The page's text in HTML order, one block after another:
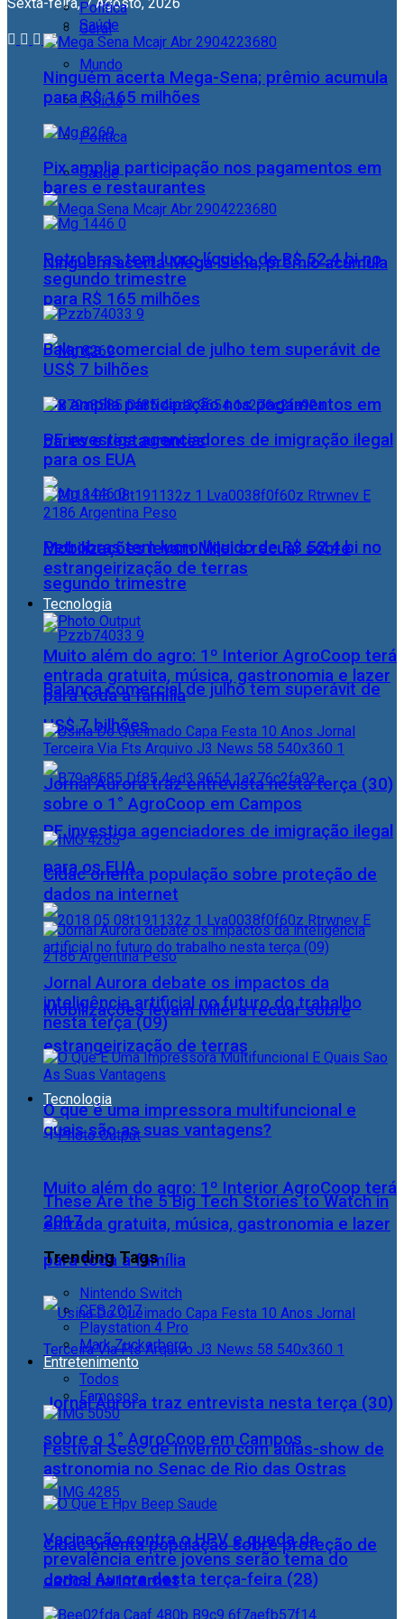
Geral
Mundo
Polícia
Política
Saúde
Ninguém acerta Mega-Sena; prêmio acumula
para R$ 165 milhões
Pix amplia participação nos pagamentos em
bares e restaurantes
Petrobras tem lucro líquido de R$ 52,4 bi no
segundo trimestre
Balança comercial de julho tem superávit de
US$ 7 bilhões
PF investiga agenciadores de imigração ilegal
para os EUA
Mobilizações levam Milei a recuar sobre
estrangeirização de terras
Tecnologia
Muito além do agro: 1º Interior AgroCoop terá
entrada gratuita, música, gastronomia e lazer
para toda a família
Jornal Aurora traz entrevista nesta terça (30)
sobre o 1° AgroCoop em Campos
Cidac orienta população sobre proteção de
dados na internet
Política
Saúde
Ninguém acerta Mega-Sena; prêmio acumula
para R$ 165 milhões
Pix amplia participação nos pagamentos em
bares e restaurantes
Petrobras tem lucro líquido de R$ 52,4 bi no
segundo trimestre
Balança comercial de julho tem superávit de
US$ 7 bilhões
PF investiga agenciadores de imigração ilegal
para os EUA
Mobilizações levam Milei a recuar sobre
estrangeirização de terras
Tecnologia
Muito além do agro: 1º Interior AgroCoop terá
entrada gratuita, música, gastronomia e lazer
para toda a família
Jornal Aurora traz entrevista nesta terça (30)
sobre o 1° AgroCoop em Campos
Cidac orienta população sobre proteção de
dados na internet
Jornal Aurora debate os impactos da
inteligência artificial no futuro do trabalho
nesta terça (09)
O que é uma impressora multifuncional e
quais são as suas vantagens?
These Are the 5 Big Tech Stories to Watch in
2017
Trending Tags
Nintendo Switch
CES 2017
Playstation 4 Pro
Mark Zuckerberg
Entretenimento
Todos
Famosos
Festival Sesc de Inverno com aulas-show de
astronomia no Senac de Rio das Ostras
Vacinação contra o HPV e queda da
prevalência entre jovens serão tema do
Jornal Aurora desta terça-feira (28)